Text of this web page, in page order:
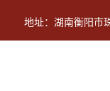
地址：湖南衡阳市